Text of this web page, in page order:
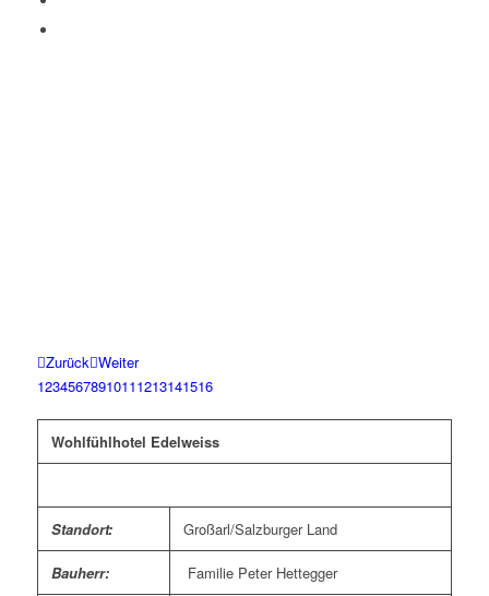
Zurück Weiter
12345678910111213141516
Wohlfühlhotel Edelweiss
Standort: Großarl/Salzburger Land
Bauherr: Familie Peter Hettegger